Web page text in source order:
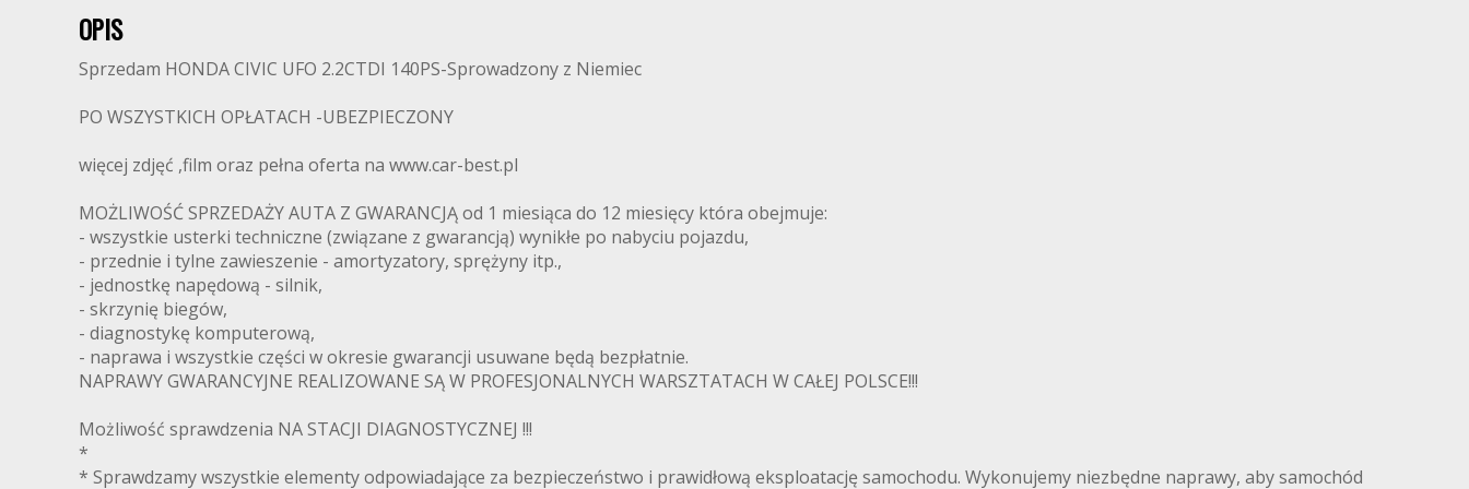
OPIS
Sprzedam HONDA CIVIC UFO 2.2CTDI 140PS-Sprowadzony z Niemiec
PO WSZYSTKICH OPŁATACH -UBEZPIECZONY
więcej zdjęć ,film oraz pełna oferta na www.car-best.pl
MOŻLIWOŚĆ SPRZEDAŻY AUTA Z GWARANCJĄ od 1 miesiąca do 12 miesięcy która obejmuje:
- wszystkie usterki techniczne (związane z gwarancją) wynikłe po nabyciu pojazdu,
- przednie i tylne zawieszenie - amortyzatory, sprężyny itp.,
- jednostkę napędową - silnik,
- skrzynię biegów,
- diagnostykę komputerową,
- naprawa i wszystkie części w okresie gwarancji usuwane będą bezpłatnie.
NAPRAWY GWARANCYJNE REALIZOWANE SĄ W PROFESJONALNYCH WARSZTATACH W CAŁEJ POLSCE!!!
Możliwość sprawdzenia NA STACJI DIAGNOSTYCZNEJ !!!
*
* Sprawdzamy wszystkie elementy odpowiadające za bezpieczeństwo i prawidłową eksploatację samochodu. Wykonujemy niezbędne naprawy, aby samochód